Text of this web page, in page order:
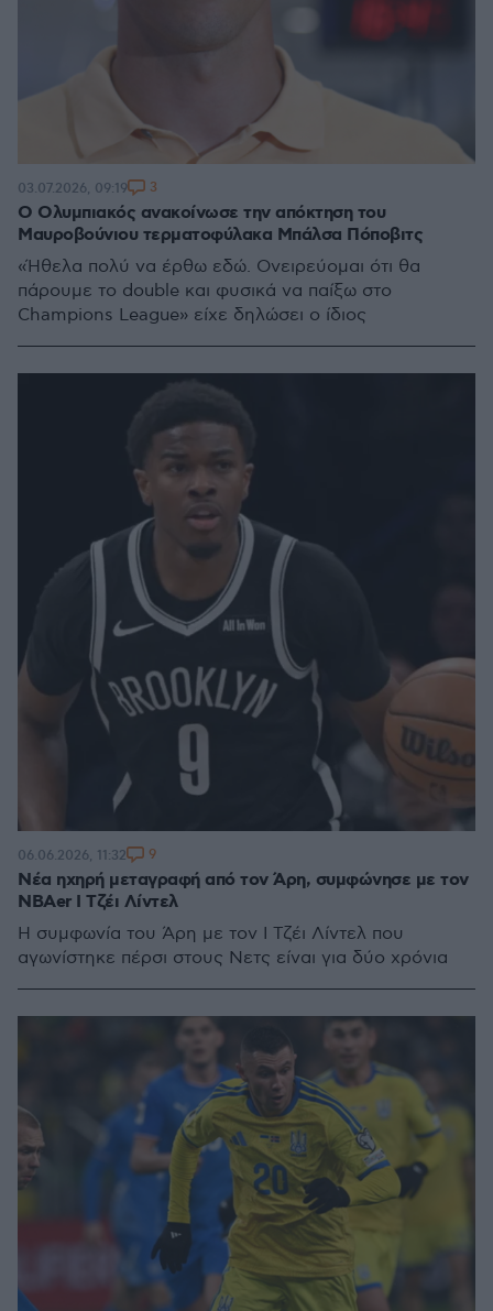
Ο Ολυμπιακός ανακοίνωσε την απόκτηση του
Μαυροβούνιου τερματοφύλακα Μπάλσα Πόποβιτς
«Ήθελα πολύ να έρθω εδώ. Ονειρεύομαι ότι θα
πάρουμε το double και φυσικά να παίξω στο
Champions League» είχε δηλώσει ο ίδιος
03.07.2026, 09:19 3
Νέα ηχηρή μεταγραφή από τον Άρη, συμφώνησε με τον
NBAer Ι Τζέι Λίντελ
Η συμφωνία του Άρη με τον Ι Τζέι Λίντελ που
αγωνίστηκε πέρσι στους Νετς είναι για δύο χρόνια
06.06.2026, 11:32 9